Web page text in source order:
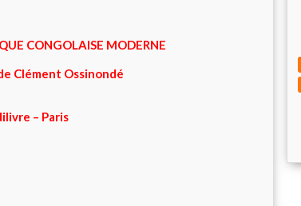
CONGOLAISE MODERNE
Clément Ossinondé
– Paris